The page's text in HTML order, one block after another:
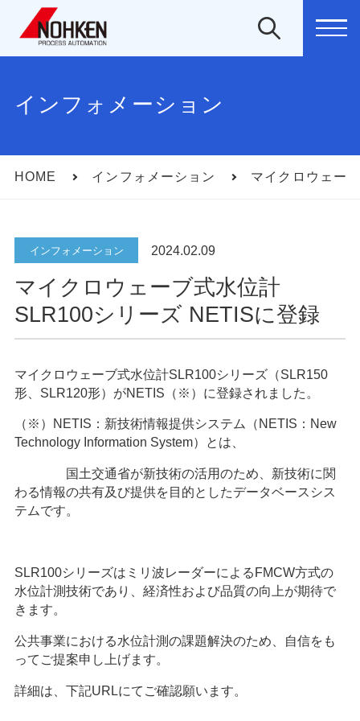
インフォメーション
HOME インフォメーション マイクロウェー
インフォメーション 2024.02.09
マイクロウェーブ式水位計
SLR100シリーズ NETISに登録
マイクロウェーブ式水位計SLR100シリーズ（SLR150
形、 SLR120形）がNETIS （※）に登録されました。
（※） NETIS ：新技術情報提供システム（ NETIS ： New
Technology Information System）とは、
国土交通省が新技術の活用のため、新技術に関
わる情報の共有及び提供を目的としたデータベースシス
テムです。
SLR100シリーズはミリ波レーダーによる FMCW方式の
水位計測技術であり、経済性および品質の向上が期待で
きます。
公共事業における水位計測の課題解決のため、自信をも
ってご提案申し上げます。
詳細は、下記URLにてご確認願います。